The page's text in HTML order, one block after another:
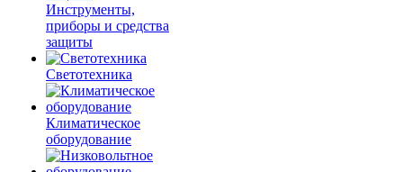
Инструменты,
приборы и средства
защиты
Светотехника
Климатическое
оборудование